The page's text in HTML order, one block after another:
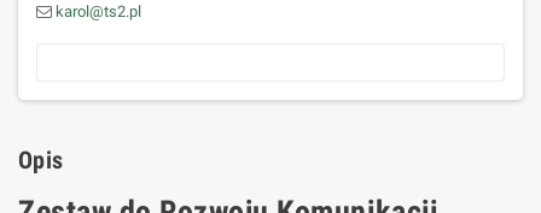
karol@ts2.pl
Opis